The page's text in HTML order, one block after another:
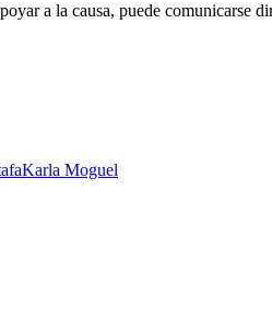
a la causa, puede comunicarse
Karla Moguel